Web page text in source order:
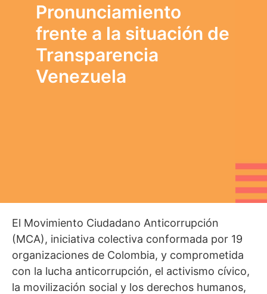
Pronunciamiento
frente a la situación de
Transparencia
Venezuela
El Movimiento Ciudadano Anticorrupción
(MCA), iniciativa colectiva conformada por 19
organizaciones de Colombia, y comprometida
con la lucha anticorrupción, el activismo cívico,
la movilización social y los derechos humanos,